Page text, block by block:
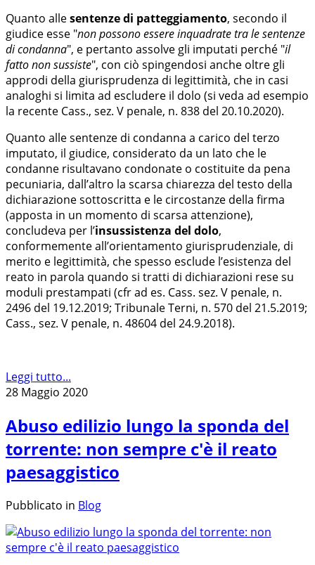
Quanto allesentenze di patteggiamento, secondo il
giudice esse "non possono essere inquadrate tra le sentenze
di condanna", e pertanto assolve gli imputati perché "il
fatto non sussiste", con ciò spingendosi anche oltre gli
approdi della giurisprudenza di legittimità, che in casi
analoghi si limita ad escludere il dolo (si veda ad esempio
la recente Cass., sez. V penale, n. 838 del 20.10.2020).
Quanto alle sentenze di condanna a carico del terzo
imputato, il giudice, considerato da un lato che le
condanne risultavano condonate o costituite da pena
pecuniaria, dall’altro la scarsa chiarezza del testo della
dichiarazione sottoscritta e le circostanze della firma
(apposta in un momento di scarsa attenzione),
concludeva per l’insussistenza del dolo,
conformemente all’orientamento giurisprudenziale, di
merito e legittimità, che spesso esclude l’esistenza del
reato in parola quando si tratti di dichiarazioni rese su
moduli prestampati (cfr ad es. Cass. sez. V penale, n.
2496 del 19.12.2019; Tribunale Terni, n. 570 del 21.5.2019;
Cass., sez. V penale, n. 48604 del 24.9.2018).
Leggi tutto...
28 Maggio 2020
Abuso edilizio lungo la sponda del
torrente: non sempre c'è il reato
paesaggistico
Pubblicato in Blog